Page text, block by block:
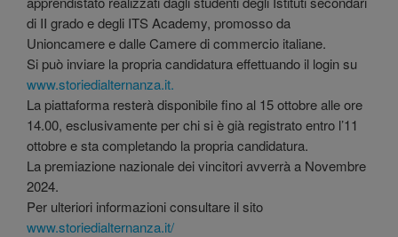
di II grado e degli ITS Academy, promosso da
Unioncamere e dalle Camere di commercio italiane.
Si può inviare la propria candidatura effettuando il login su
www.storiedialternanza.it.
La piattaforma resterà disponibile fino al 15 ottobre alle ore
14.00, esclusivamente per chi si è già registrato entro l’11
ottobre e sta completando la propria candidatura.
La premiazione nazionale dei vincitori avverrà a Novembre
2024.
Per ulteriori informazioni consultare il sito
www.storiedialternanza.it/